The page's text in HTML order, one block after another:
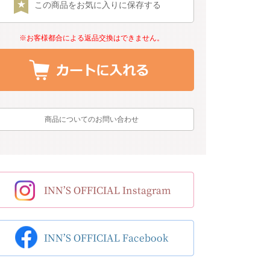
この商品をお気に入りに保存する
※お客様都合による返品交換はできません。
商品についてのお問い合わせ